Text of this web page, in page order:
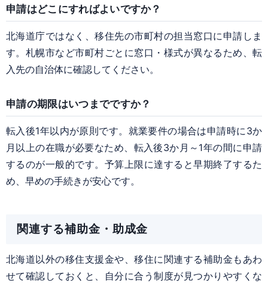
申請はどこにすればよいですか？
北海道庁ではなく、移住先の市町村の担当窓口に申請しま
す。札幌市など市町村ごとに窓口・様式が異なるため、転
入先の自治体に確認してください。
申請の期限はいつまでですか？
転入後1年以内が原則です。就業要件の場合は申請時に3か
月以上の在職が必要なため、転入後3か月～1年の間に申請
するのが一般的です。予算上限に達すると早期終了するた
め、早めの手続きが安心です。
関連する補助金・助成金
北海道以外の移住支援金や、移住に関連する補助金もあわ
せて確認しておくと、自分に合う制度が見つかりやすくな